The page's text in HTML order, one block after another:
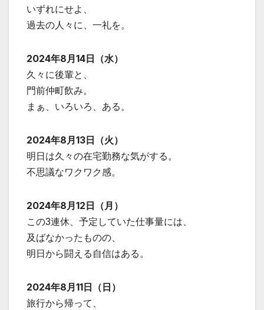
いずれにせよ、
過去の人々に、一礼を。
2024年8月14日（水）
久々に後輩と、
門前仲町飲み。
まぁ、いろいろ、ある。
2024年8月13日（火）
明日は久々の在宅勤務な気がする。
不思議なワクワク感。
2024年8月12日（月）
この3連休、予定していた仕事量には、
及ばなかったものの、
明日から闘える自信はある。
2024年8月11日（日）
旅行から帰って、